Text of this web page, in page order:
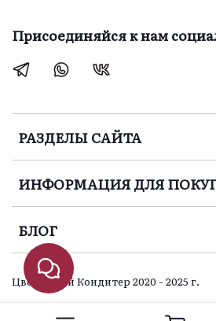
РАЗДЕЛЫ САЙТА
ИНФОРМАЦИЯ ДЛЯ
БЛОГ
Присоединяйся к нам
Цветочный Кондитер 2020 - 2025 г.